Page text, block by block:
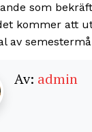
som
kommer att
av
Av: admin